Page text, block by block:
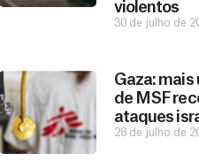
violentos
30 de julho de
Gaza: mais
de MSF
ataques
28 de julho de